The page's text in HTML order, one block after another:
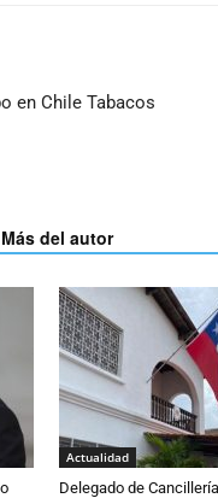
en Chile Tabacos
Más del autor
Actualidad
Delegado de